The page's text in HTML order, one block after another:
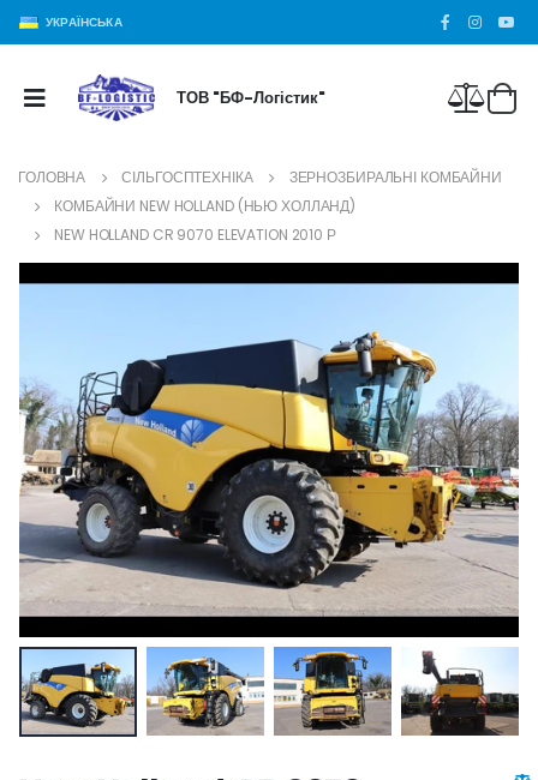
УКРАЇНСЬКА
ТОВ "БФ-Логістик"
ГОЛОВНА СІЛЬГОСПТЕХНІКА
ЗЕРНОЗБИРАЛЬНІ КОМБАЙНИ
КОМБАЙНИ NEW HOLLAND (НЬЮ ХОЛЛАНД)
NEW HOLLAND CR 9070 ELEVATION 2010 Р